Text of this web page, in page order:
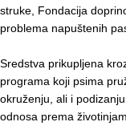
struke, Fondacija
problema napuštenih
Sredstva prikupljena
programa koji psima
okruženju, ali i
odnosa prema